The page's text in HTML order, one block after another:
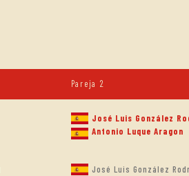
Pareja 2
José Luis González
Antonio Luque Aragon
José Luis González